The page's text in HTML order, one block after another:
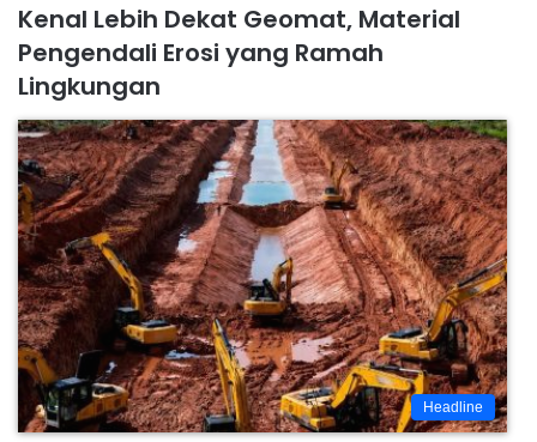
Kenal Lebih Dekat Geomat, Material
Pengendali Erosi yang Ramah
Lingkungan
Headline